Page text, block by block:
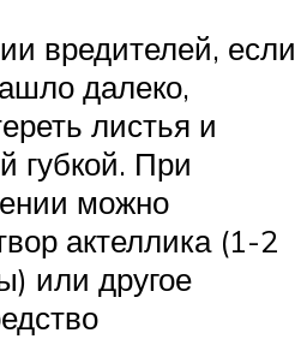
вредителей, если
далеко,
листья и
губкой. При
можно
актеллика (1-2
или другое